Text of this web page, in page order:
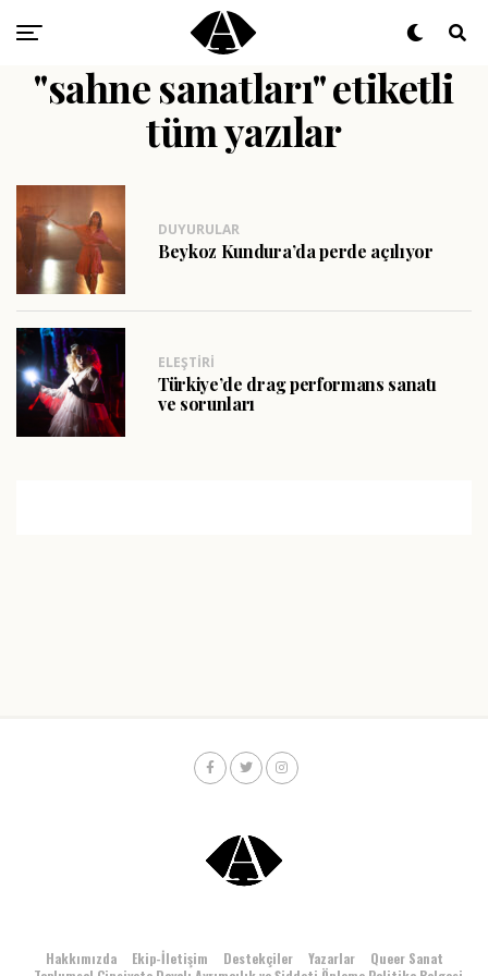
"sahne sanatları" etiketli
tüm yazılar
DUYURULAR
Beykoz Kundura’da perde açılıyor
ELEŞTIRI
Türkiye’de drag performans sanatı
ve sorunları
Hakkımızda Ekip-İletişim Destekçiler Yazarlar
Queer Sanat